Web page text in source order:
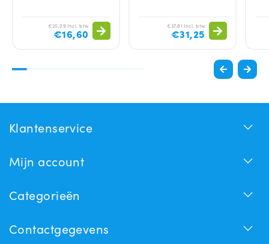
€20,09 Incl. btw
€16,60
€37,81 Incl. btw
€31,25
Klantenservice
Mijn account
Categorieën
Contactgegevens